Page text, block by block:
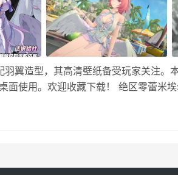
翼造型，其高清壁纸备受玩家关注。
面使用。欢迎收藏下载！ 绝区零蕾米